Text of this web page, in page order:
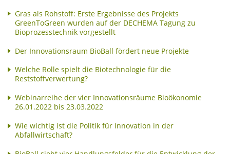
Gras als Rohstoff: Erste Ergebnisse des Projekts
GreenToGreen wurden auf der DECHEMA Tagung zu
Bioprozesstechnik vorgestellt
Der Innovationsraum BioBall fördert neue Projekte
Welche Rolle spielt die Biotechnologie für die
Reststoffverwertung?
Webinarreihe der vier Innovationsräume Bioökonomie
26.01.2022 bis 23.03.2022
Wie wichtig ist die Politik für Innovation in der
Abfallwirtschaft?